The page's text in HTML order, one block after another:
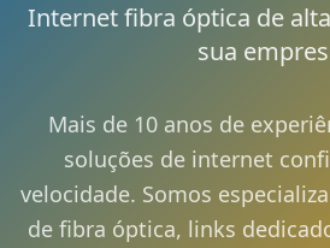
Internet fibra óptica de
sua
Mais de 10 anos de
soluções de internet
velocidade. Somos
de fibra óptica, links